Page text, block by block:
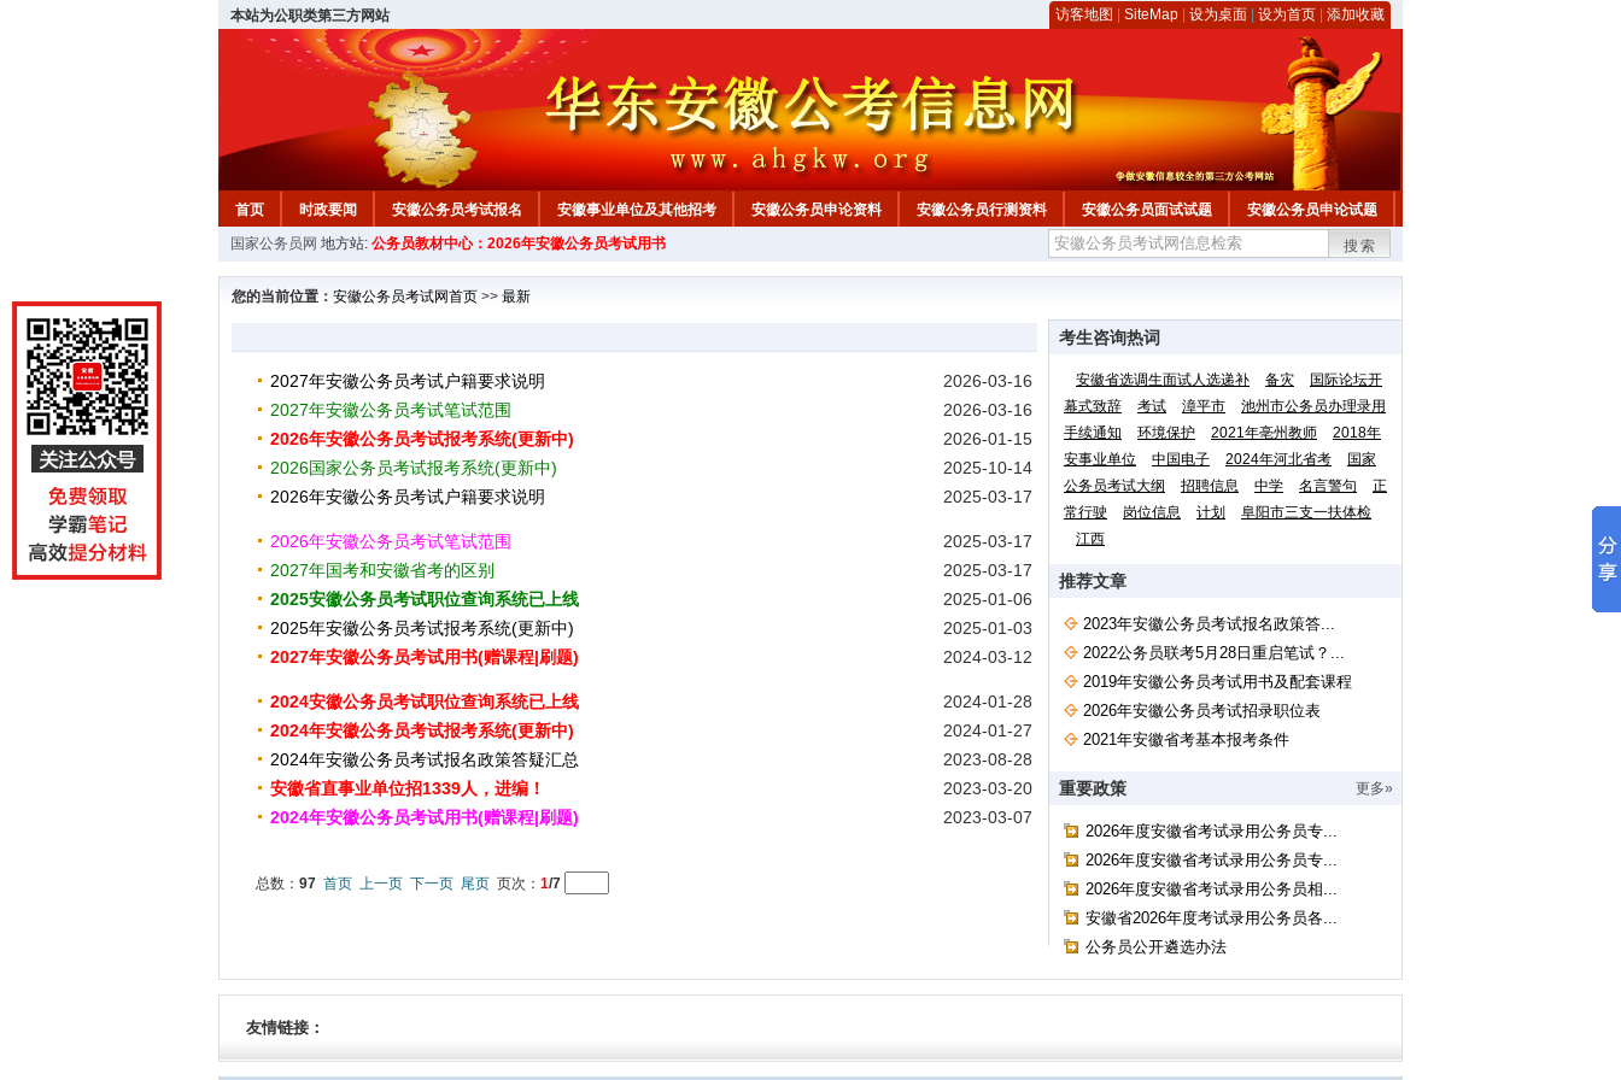
本站为公职类第三方网站 访客地图 SiteMap 设为桌面 设为首页 添加收藏
首页 时政要闻 安徽公务员考试报名 安徽事业单位及其他招考 安徽公务员申论资料 安徽公务员行测资料 安徽公务员面试试题 安徽公务员申论试题
安徽公务员行测试题 在线咨询 教材中心
国家公务员网 地方站: 公务员教材中心：2026年安徽公务员考试用书 搜索
您的当前位置： 安徽公务员考试网首页 >> 最新
2027年安徽公务员考试户籍要求说明
2026-03-16
2027年安徽公务员考试笔试范围
2026-03-16
2026年安徽公务员考试报考系统(更新中)
2026-01-15
2026国家公务员考试报考系统(更新中)
2025-10-14
2026年安徽公务员考试户籍要求说明
2025-03-17
2026年安徽公务员考试笔试范围
2025-03-17
2027年国考和安徽省考的区别
2025-03-17
2025安徽公务员考试职位查询系统已上线
2025-01-06
2025年安徽公务员考试报考系统(更新中)
2025-01-03
2027年安徽公务员考试用书(赠课程|刷题)
2024-03-12
2024安徽公务员考试职位查询系统已上线
2024-01-28
2024年安徽公务员考试报考系统(更新中)
2024-01-27
2024年安徽公务员考试报名政策答疑汇总
2023-08-28
安徽省直事业单位招1339人，进编！
2023-03-20
2024年安徽公务员考试用书(赠课程|刷题)
2023-03-07
总数： 97 首页 上一页 下一页 尾页 页次： 1/7
考生咨询热词
安徽省选调生面试人选递补 备灾
国际论坛开
幕式致辞
考试 漳平市
池州市公务员办理录用
手续通知
环境保护 2021年亳州教师
2018年
安事业单位
中国电子 2024年河北省考
国家
公务员考试大纲
招聘信息 中学 名言警句
正
常行驶
岗位信息 计划
阜阳市三支一扶体检
江西
推荐文章
2023年安徽公务员考试报名政策答...
2022公务员联考5月28日重启笔试？...
2019年安徽公务员考试用书及配套课程
2026年安徽公务员考试招录职位表
2021年安徽省考基本报考条件
重要政策 更多»
2026年度安徽省考试录用公务员专...
2026年度安徽省考试录用公务员专...
2026年度安徽省考试录用公务员相...
安徽省2026年度考试录用公务员各...
公务员公开遴选办法
友情链接：